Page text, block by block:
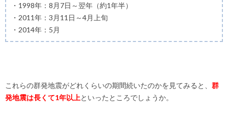
・1998年：8月7日～翌年（約1年半）
・2011年：3月11日～4月上旬
・2014年：5月
これらの群発地震がどれくらいの期間続いたのかを見てみると、 群
発地震は長くて1年以上といったところでしょうか。